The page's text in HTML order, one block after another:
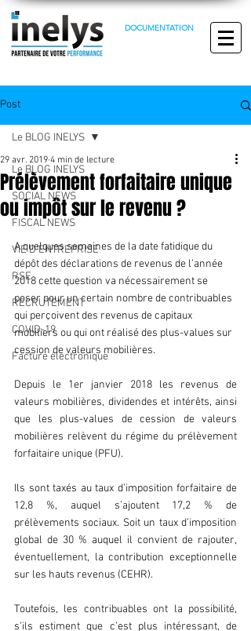
DOCUMENTATION
Post
Le BLOG INELYS
SOCIAL NEWS
FISCAL NEWS
VIE D'ENTREPRISE
RSE
RECRUTEMENT
COVID-19
Facture électronique
Le BLOG INELYS
Prélèvement forfaitaire unique
ou impôt sur le revenu ?
29 avr. 2019 4 min de lecture
A quelques semaines de la date fatidique du
dépôt des déclarations de revenus de l’année
2018 cette question va nécessairement se
poser pour un certain nombre de contribuables
qui perçoivent des revenus de capitaux
mobiliers ou qui ont réalisé des plus-values sur
cession de valeurs mobilières.
Depuis le 1er janvier 2018 les revenus de
valeurs mobilières, dividendes et intérêts, ainsi
que les plus-values de cession de valeurs
mobilières relèvent du régime du prélèvement
forfaitaire unique (PFU).
Ils sont taxés au taux d’imposition forfaitaire de
12,8 %, auquel s’ajoutent 17,2 % de
prélèvements sociaux. Soit un taux d’imposition
global de 30 % auquel il convient de rajouter,
éventuellement, la contribution exceptionnelle
sur les hauts revenus (CEHR).
Toutefois, les contribuables ont la possibilité,
s’ils estiment que c’est plus intéressant, de